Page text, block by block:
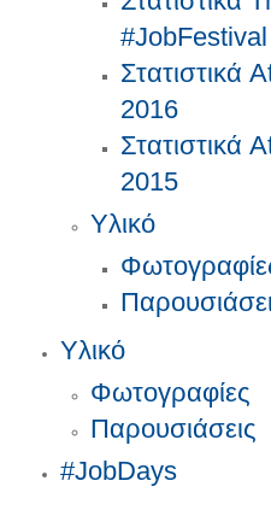
Στατιστικά
2016
Στατιστικά
2015
Υλικό
Υλικό
Φωτογραφίες
Παρουσιάσεις
#JobDays